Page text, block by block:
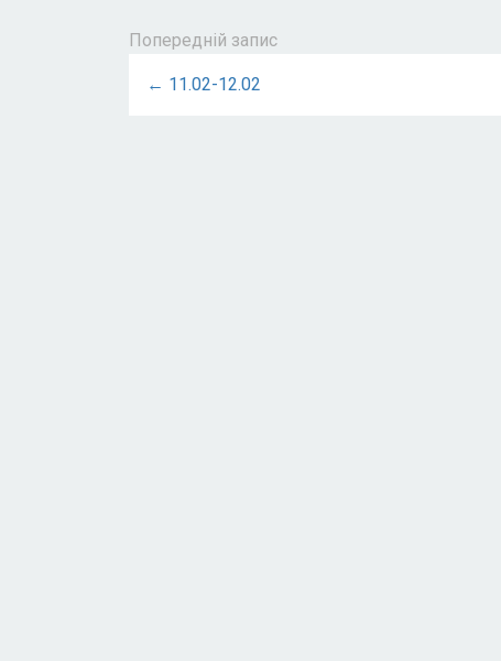
Попередній запис
← 11.02-12.02